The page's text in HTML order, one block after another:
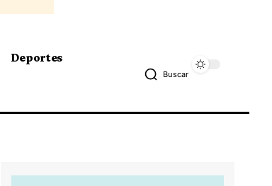
Deportes
Buscar